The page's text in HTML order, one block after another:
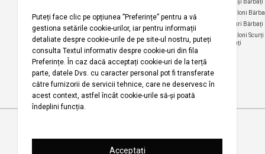
utilizarea
modulelor de
tip cookie
Termeni și
condiții
pentru
campania
Regulament
promoțională
Urmărirea comenzii
fără înregistrare
Politica de
confidențialitate
Termeni şi condiții
Harta site-ului
Magazinele noastre
Pantaloni Femei
Pantaloni Scurți
Femei
Bluze Femei
Cămași Bărbați
Pantaloni
Tricouri Bărbați
Pantaloni Scurți
Bărbați
Drepturi de autor 2001-2026 Koton.com